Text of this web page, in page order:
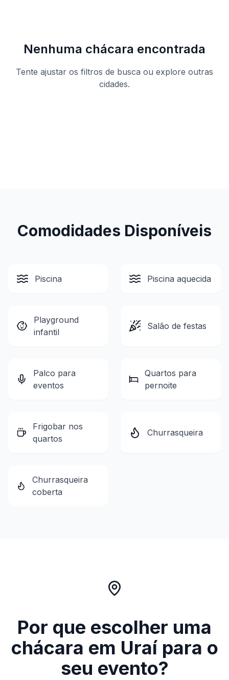
Nenhuma chácara encontrada
Tente ajustar os filtros de busca ou explore outras
cidades.
Comodidades Disponíveis
Piscina Piscina aquecida
Playground
infantil
Salão de festas
Palco para
eventos
Quartos para
pernoite
Frigobar nos
quartos
Churrasqueira
Churrasqueira
coberta
Por que escolher uma
chácara em Uraípara o
seu evento?